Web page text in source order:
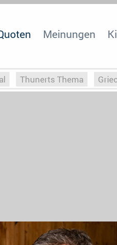
Meinungen
Thunerts Thema